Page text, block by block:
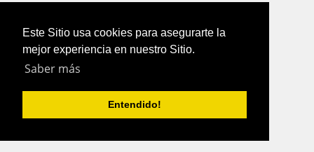
Este Sitio usa cookies para asegurarte la
mejor experiencia en nuestro Sitio.
Saber más
Entendido!